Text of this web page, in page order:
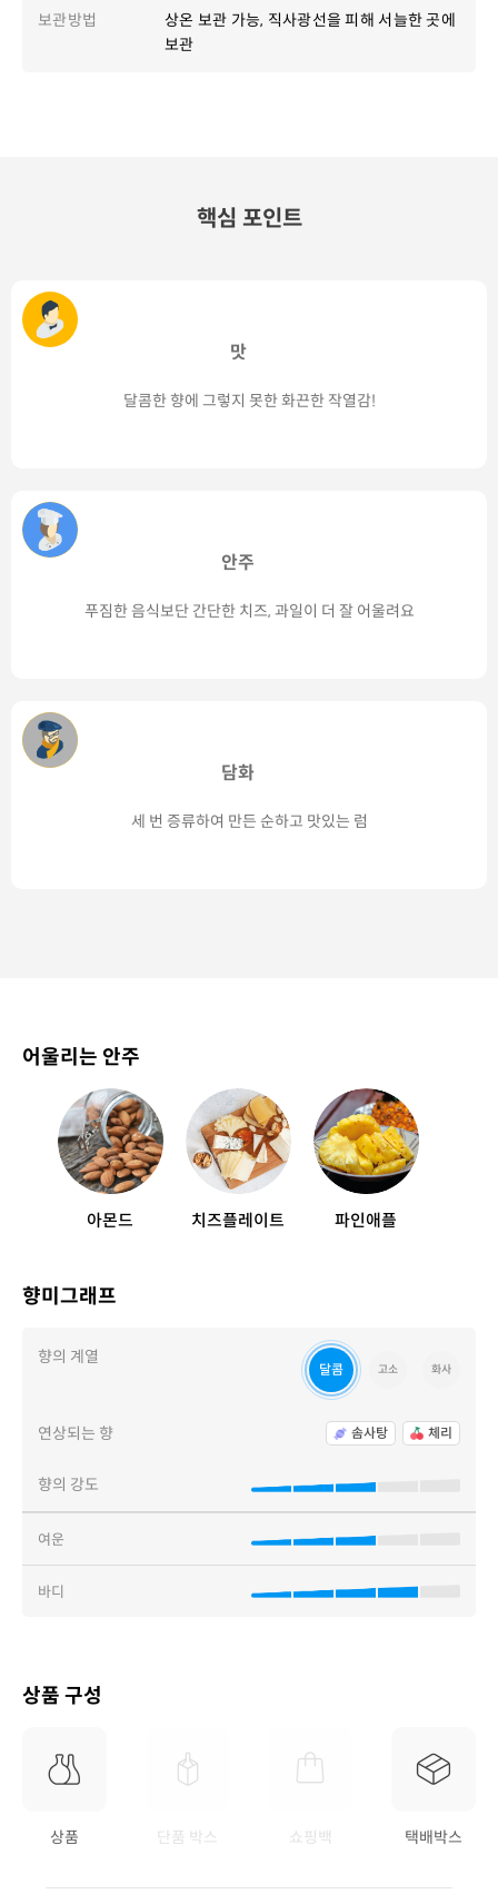
보관방법
상온 보관 가능, 직사광선을 피해 서늘한 곳에
보관
핵심 포인트
맛
달콤한 향에 그렇지 못한 화끈한 작열감!
안주
푸짐한 음식보단 간단한 치즈, 과일이 더 잘 어울려요
담화
세 번 증류하여 만든 순하고 맛있는 럼
어울리는 안주
아몬드 치즈플레이트 파인애플
향미그래프
향의 계열
달콤 고소 화사
연상되는 향 솜사탕 체리
향의 강도
여운
바디
상품 구성
상품 단품 박스 쇼핑백 택배박스